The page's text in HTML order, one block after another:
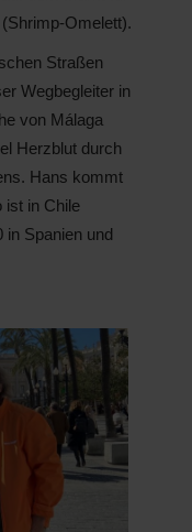
Omelett).
Straßen
Wegbegleiter in
von Málaga
Herzblut durch
Hans kommt
ist in Chile
in Spanien und